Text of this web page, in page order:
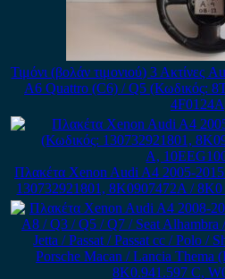
Τιμόνι (βολάν τιμονιού) 3 Ακτίνες
A6 Quattro (C6) / Q5 (Κωδικός:
Πλακέτα Xenon Audi A4 2005-
130732921801, 8K0907472A /